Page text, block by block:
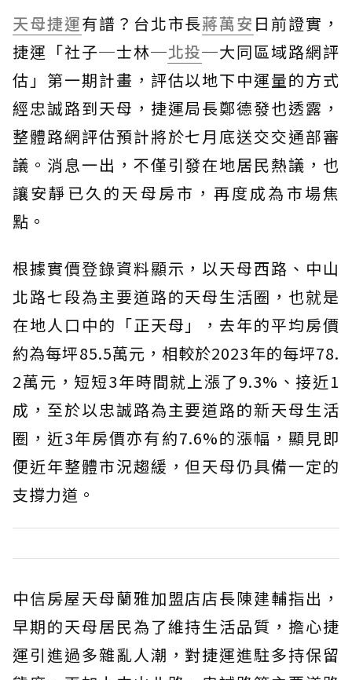
天母捷運有譜？台北市長蔣萬安 日前證實，
捷運「社子─士林─北投─大同區域路網評
估」第一期計畫，評估以地下中運量的方式
經忠誠路到天母，捷運局長鄭德發也透露，
整體路網評估預計將於七月底送交交通部審
議。消息一出，不僅引發在地居民熱議，也
讓安靜已久的天母房市，再度成為市場焦
點。
根據實價登錄資料顯示，以天母西路、中山
北路七段為主要道路的天母生活圈，也就是
在地人口中的「正天母」，去年的平均房價
約為每坪85.5萬元，相較於2023年的每坪78.
2萬元，短短3年時間就上漲了9.3%、接近1
成，至於以忠誠路為主要道路的新天母生活
圈，近3年房價亦有約7.6%的漲幅，顯見即
便近年整體市況趨緩，但天母仍具備一定的
支撐力道。
中信房屋天母蘭雅加盟店店長陳建輔指出，
早期的天母居民為了維持生活品質，擔心捷
運引進過多雜亂人潮，對捷運進駐多持保留